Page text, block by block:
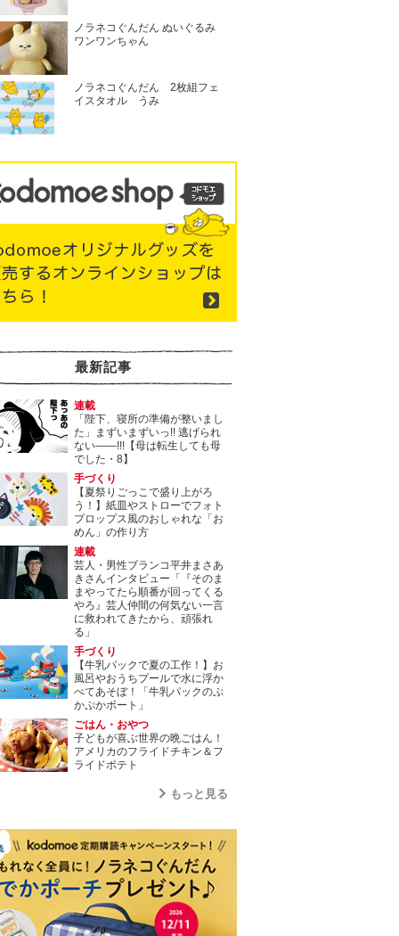
ノラネコぐんだん ぬいぐるみ
ワンワンちゃん
ノラネコぐんだん 2枚組フェ
イスタオル うみ
最新記事
連載
「陛下、寝所の準備が整いまし
た」まずいまずいっ!! 逃げられ
ない――!!!【母は転生しても母
でした・8】
手づくり
【夏祭りごっこで盛り上がろ
う！】紙皿やストローでフォト
プロップス風のおしゃれな「お
めん」の作り方
連載
芸人・男性ブランコ平井まさあ
きさんインタビュー「『そのま
まやってたら順番が回ってくる
やろ』芸人仲間の何気ない一言
に救われてきたから、頑張れ
る」
手づくり
【牛乳パックで夏の工作！】お
風呂やおうちプールで水に浮か
べてあそぼ！「牛乳パックのぷ
かぷかボート」
ごはん・おやつ
子どもが喜ぶ世界の晩ごはん！
アメリカのフライドチキン＆フ
ライドポテト
もっと見る